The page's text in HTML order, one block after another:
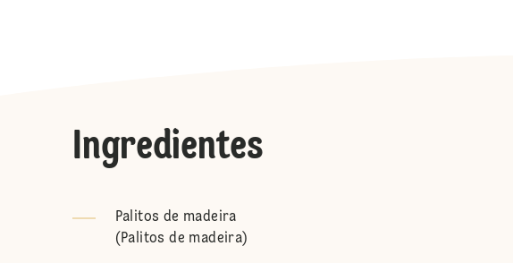
Ingredientes
Palitos de madeira
( Palitos de madeira)